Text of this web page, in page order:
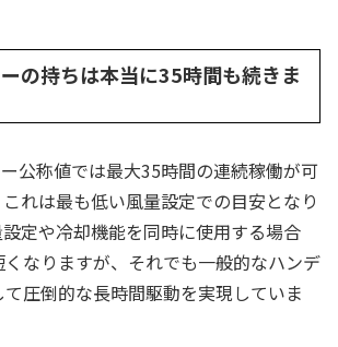
の持ちは本当に35時間も続きま
公称値では最大35時間の連続稼働が可
れは最も低い風量設定での目安となり
定や冷却機能を同時に使用する場合
なりますが、それでも一般的なハンデ
圧倒的な長時間駆動を実現していま